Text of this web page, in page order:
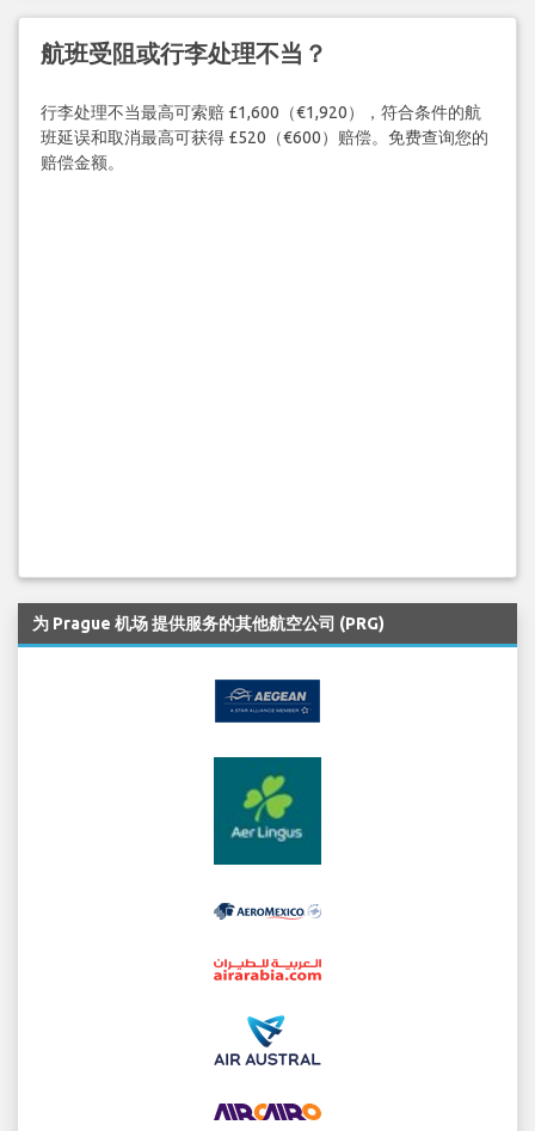
航班受阻或行李处理不当？
行李处理不当最高可索赔 £1,600（€1,920），符合条件的航
班延误和取消最高可获得 £520（€600）赔偿。免费查询您的
赔偿金额。
为 Prague 机场 提供服务的其他航空公司 (PRG)